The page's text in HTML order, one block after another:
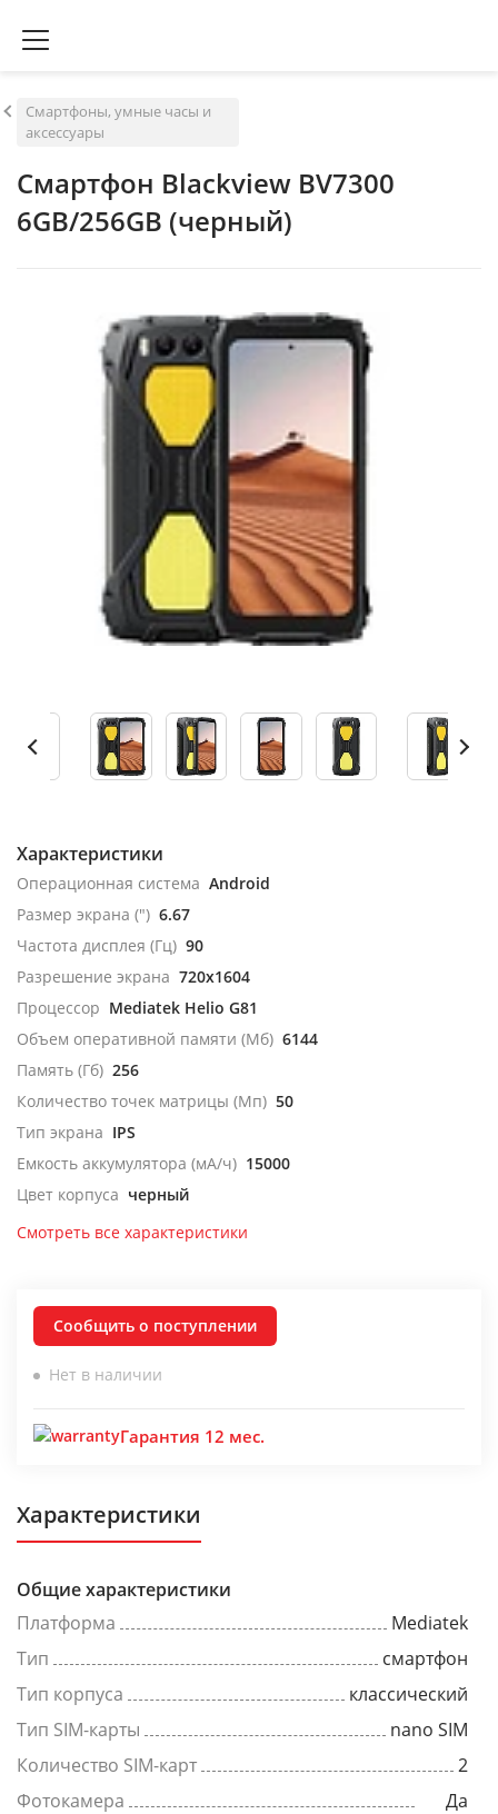
Смартфоны, умные часы и
аксессуары
Смартфон Blackview BV7300
6GB/256GB (черный)
Характеристики
Операционная система Android
Размер экрана (") 6.67
Частота дисплея (Гц) 90
Разрешение экрана 720x1604
Процессор Mediatek Helio G81
Объем оперативной памяти (Мб) 6144
Память (Гб) 256
Количество точек матрицы (Мп) 50
Тип экрана IPS
Емкость аккумулятора (мА/ч) 15000
Цвет корпуса черный
Смотреть все характеристики
Сообщить о поступлении
Нет в наличии
Гарантия 12 мес.
Характеристики
Общие характеристики
Платформа
Mediatek
Тип
смартфон
Тип корпуса
классический
Тип SIM-карты
nano SIM
Количество SIM-карт
2
Фотокамера
Да